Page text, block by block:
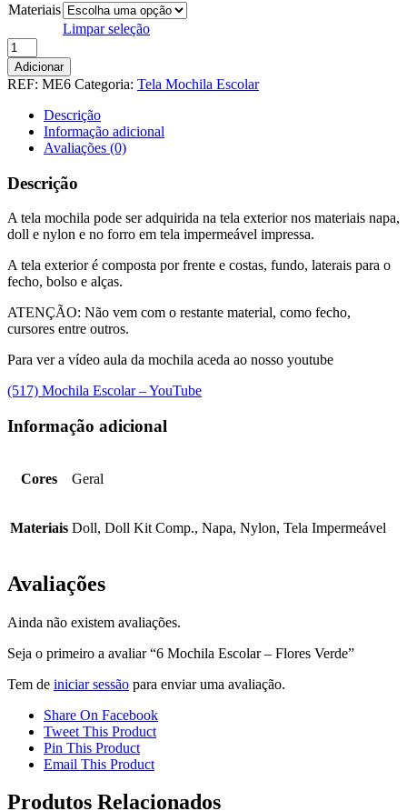
Materiais
Limpar seleção
Quantidade
de
6
Mochila
Escolar
Flores
Adicionar
REF: ME6 Categoria: Tela Mochila Escolar
Descrição
Informação adicional
Avaliações (0)
Descrição
A tela mochila pode ser adquirida na tela exterior nos materiais napa,
doll e nylon e no forro em tela impermeável impressa.
A tela exterior é composta por frente e costas, fundo, laterais para o
fecho, bolso e alças.
ATENÇÃO: Não vem com o restante material, como fecho,
cursores entre outros.
Para ver a vídeo aula da mochila aceda ao nosso youtube
(517) Mochila Escolar – YouTube
Informação adicional
Cores Geral
Materiais Doll, Doll Kit Comp., Napa, Nylon, Tela Impermeável
Avaliações
Ainda não existem avaliações.
Seja o primeiro a avaliar “6 Mochila Escolar – Flores Verde”
Tem de iniciar sessão para enviar uma avaliação.
Share On Facebook
Tweet This Product
Pin This Product
Email This Product
Produtos Relacionados